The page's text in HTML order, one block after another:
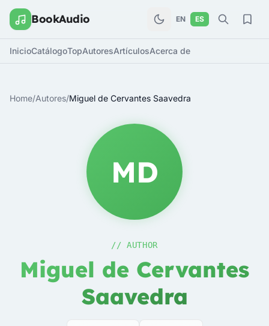
BookAudio EN ES
InicioCatálogoTopAutoresArtículosAcerca de
Home/Autores/Miguel de Cervantes Saavedra
MD
// AUTHOR
Miguel de Cervantes
Saavedra